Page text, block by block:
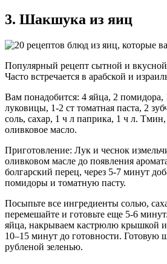
3. Шакшука из яиц
Популярный рецепт сытной и
Часто встречается в арабской и
Вам понадобится: 4 яйца, 2 помидора,
луковицы, 1-2 ст томатная паста, 2
соль, сахар, 1 ч л паприка, 1 ч л.
оливковое масло.
Приготовление: Лук и чеснок
оливковом масле до появления
болгарский перец, через 5-7 минут
помидоры и томатную пасту.
Посыпьте все ингредиенты солью,
перемешайте и готовьте еще 5-6
яйца, накрываем кастрюлю крышкой
10–15 минут до готовности. Готовую
рубленой зеленью.